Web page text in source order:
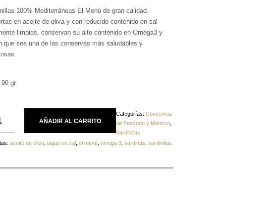
100% Mediterráneas El Menú de gran calidad.
en aceite de oliva y con reducido contenido en sal
limpias, conservan su alto contenido en Omega3 y
que sea una de las conservas más saludables y
gr.
AÑADIR AL CARRITO
Categorías: Conservas
de Pescado y Marisco
Sardinillas
aceite de oliva bajas en sal el menú omega 3 sardinas sardinillas